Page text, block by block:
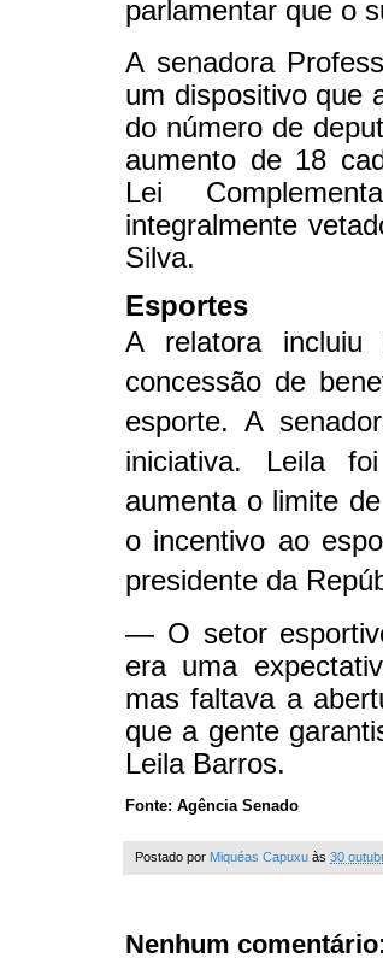
parlamentar que o
A senadora
um dispositivo que
do número de
aumento de 18
Lei
integralmente
Silva.
Esportes
A relatora incluiu
concessão de
esporte. A
iniciativa. Leila
aumenta o limite
o incentivo ao
presidente da
— O setor
era uma
mas faltava a
que a gente
Leila Barros.
Fonte: Agência Senado
Postado por Miquéas Capuxu às 30
Nenhum